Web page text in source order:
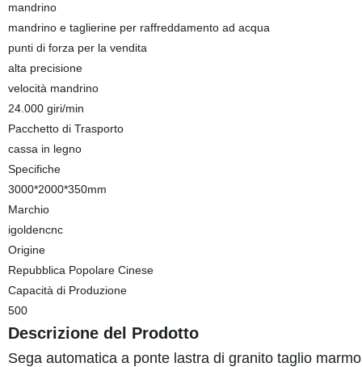
mandrino
mandrino e taglierine per raffreddamento ad acqua
punti di forza per la vendita
alta precisione
velocità mandrino
24.000 giri/min
Pacchetto di Trasporto
cassa in legno
Specifiche
3000*2000*350mm
Marchio
igoldencnc
Origine
Repubblica Popolare Cinese
Capacità di Produzione
500
Descrizione del Prodotto
Sega automatica a ponte lastra di granito taglio